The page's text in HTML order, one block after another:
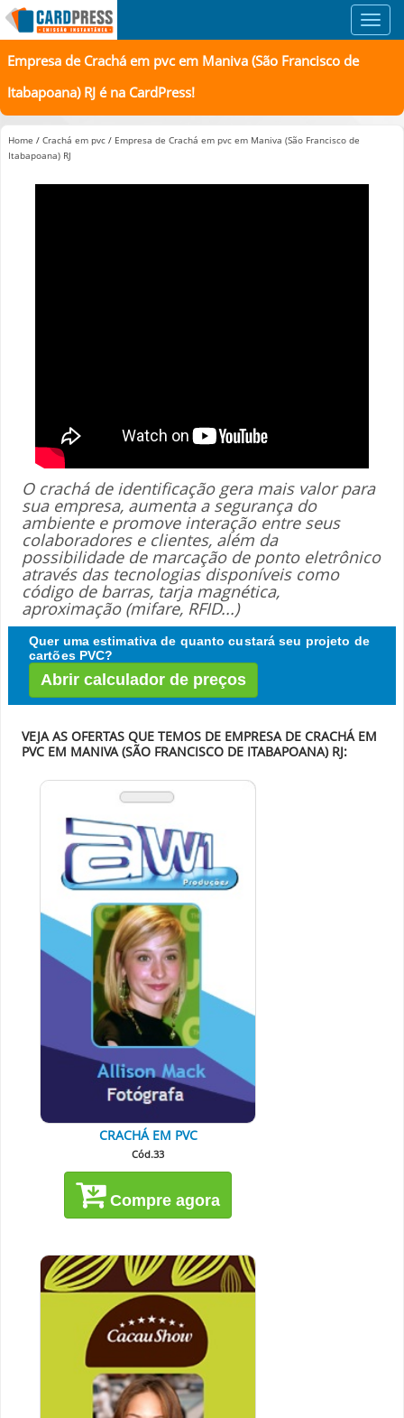
Empresa de Crachá em pvc em Maniva (São Francisco de
Itabapoana) RJ é na CardPress!
Home / Crachá em pvc / Empresa de Crachá em pvc em Maniva (São Francisco de
Itabapoana) RJ
O crachá de identificação gera mais valor para
sua empresa, aumenta a segurança do
ambiente e promove interação entre seus
colaboradores e clientes, além da
possibilidade de marcação de ponto eletrônico
através das tecnologias disponíveis como
código de barras, tarja magnética,
aproximação (mifare, RFID...)
Quer uma estimativa de quanto custará seu projeto de
cartões PVC?
Abrir calculador de preços
VEJA AS OFERTAS QUE TEMOS DE EMPRESA DE CRACHÁ EM
PVC EM MANIVA (SÃO FRANCISCO DE ITABAPOANA) RJ:
CRACHÁ EM PVC
Cód.33
Compre agora